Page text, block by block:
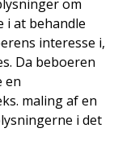
om
i at behandle
interesse i,
Da beboeren
en
maling af en
i det